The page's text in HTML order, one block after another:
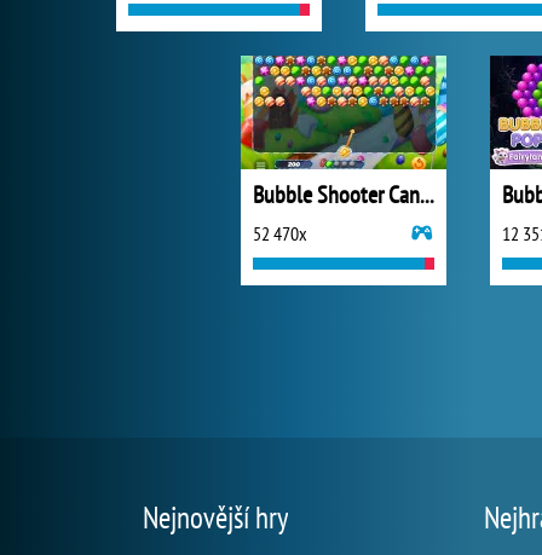
Bubble Shooter Candy
52 470x 12
Nejnovější hry